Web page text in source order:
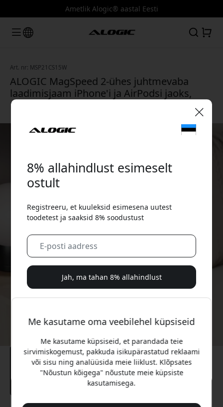
Ametlik Alogic® aastal Eesti
Art. nr: MSP21CS15W
ALOGIC MagSpeed 2-ühes juhtmevaba
laadimisjaam iPhone'i ja AirPodsi jaoks,
MagSafe'iga ühilduv ja 7,5 W - Kosmosehall
Me kasutame oma veebilehel küpsiseid
Me kasutame küpsiseid, et parandada teie
sirvimiskogemust, pakkuda isikupärastatud reklaami
või sisu ning analüüsida meie liiklust. Klõpsates
"Nõustun kõigega" nõustute meie küpsiste
kasutamisega.
8% allahindlust esimeselt
ostult
Registreeru, et kuuleksid esimesena uutest
toodetest ja saaksid 8% soodustust
Jah, ma tahan 8% allahindlust
sarjade ja eripakkumistega.
Ei, ma eelistaksin täishinda maksta.
🎉 Sinu sooduskood:
Kasuta seda koodi kassas, et saada 8%
allahindlust.